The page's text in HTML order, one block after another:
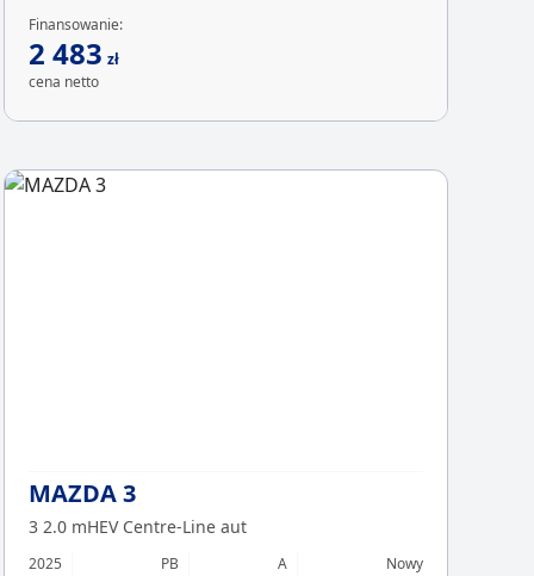
Finansowanie:
2 483 zł
cena netto
MAZDA 3
3 2.0 mHEV Centre-Line aut
2025 PB A
Nowy